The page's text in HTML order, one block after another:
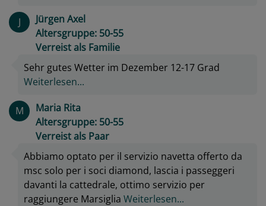
J
Jürgen Axel
Altersgruppe: 50-55
Verreist als Familie
Sehr gutes Wetter im Dezember 12-17 Grad
Weiterlesen...
M
Maria Rita
Altersgruppe: 50-55
Verreist als Paar
Abbiamo optato per il servizio navetta offerto da
msc solo per i soci diamond, lascia i passeggeri
davanti la cattedrale, ottimo servizio per
raggiungere Marsiglia Weiterlesen...